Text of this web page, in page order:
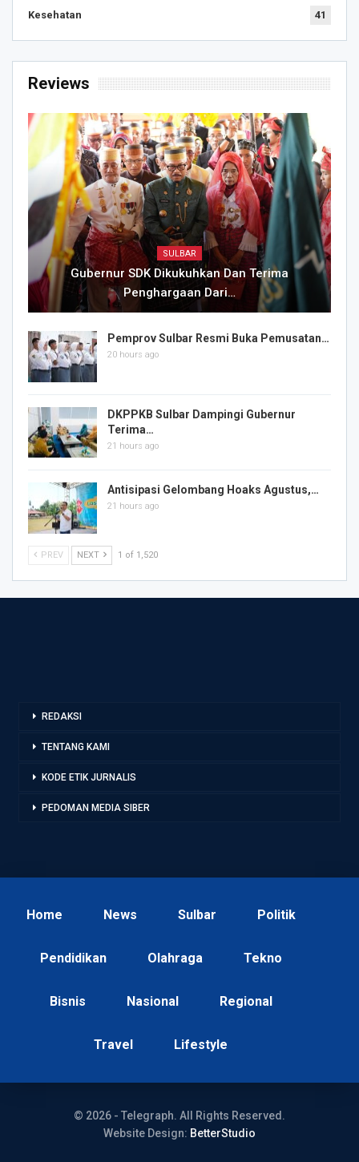
Kesehatan 41
Reviews
SULBAR
Gubernur SDK Dikukuhkan Dan Terima
Penghargaan Dari…
Pemprov Sulbar Resmi Buka Pemusatan…
20 hours ago
DKPPKB Sulbar Dampingi Gubernur
Terima…
21 hours ago
Antisipasi Gelombang Hoaks Agustus,…
21 hours ago
PREV NEXT 1 of 1,520
REDAKSI
TENTANG KAMI
KODE ETIK JURNALIS
PEDOMAN MEDIA SIBER
Home News Sulbar Politik
Pendidikan Olahraga Tekno
Bisnis Nasional Regional
Travel Lifestyle
© 2026 - Telegraph. All Rights Reserved.
Website Design: BetterStudio